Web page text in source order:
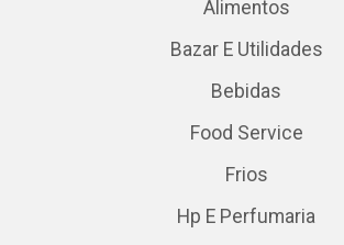
Alimentos
Bazar E Utilidades
Bebidas
Food Service
Frios
Hp E Perfumaria